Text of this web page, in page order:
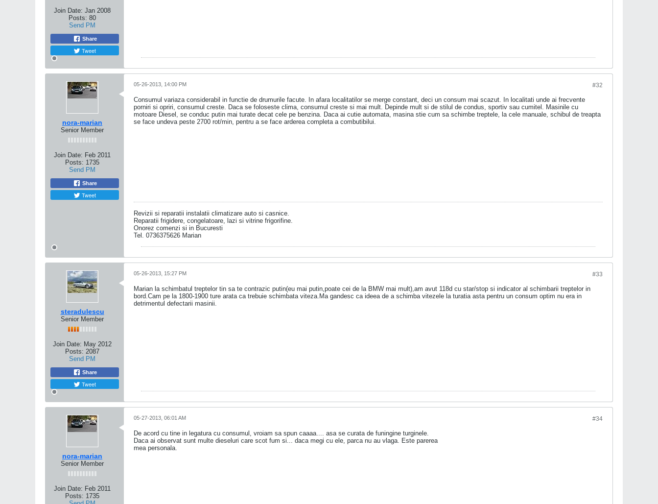
Join Date: Jan 2008
Posts: 80
Send PM
Share
Tweet
nora-marian
Senior Member
Join Date: Feb 2011
Posts: 1735
Send PM
Share
Tweet
#32
05-26-2013, 14:00 PM
Consumul variaza considerabil in functie de drumurile facute. In afara localitatilor se merge constant, deci un consum mai scazut. In localitati unde ai frecvente
porniri si opriri, consumul creste. Daca se foloseste clima, consumul creste si mai mult. Depinde mult si de stilul de condus, sportiv sau cumitel. Masinile cu
motoare Diesel, se conduc putin mai turate decat cele pe benzina. Daca ai cutie automata, masina stie cum sa schimbe treptele, la cele manuale, schibul de treapta
se face undeva peste 2700 rot/min, pentru a se face arderea completa a combutibilui.
Revizii si reparatii instalatii climatizare auto si casnice.
Reparatii frigidere, congelatoare, lazi si vitrine frigorifine.
Onorez comenzi si in Bucuresti
Tel. 0736375626 Marian
steradulescu
Senior Member
Join Date: May 2012
Posts: 2087
Send PM
Share
Tweet
#33
05-26-2013, 15:27 PM
Marian la schimbatul treptelor tin sa te contrazic putin(eu mai putin,poate cei de la BMW mai mult),am avut 118d cu star/stop si indicator al schimbarii treptelor in
bord.Cam pe la 1800-1900 ture arata ca trebuie schimbata viteza.Ma gandesc ca ideea de a schimba vitezele la turatia asta pentru un consum optim nu era in
detrimentul defectarii masinii.
nora-marian
Senior Member
Join Date: Feb 2011
Posts: 1735
#34
05-27-2013, 06:01 AM
De acord cu tine in legatura cu consumul, vroiam sa spun caaaa.... asa se curata de funingine turginele.
Daca ai observat sunt multe dieseluri care scot fum si... daca megi cu ele, parca nu au vlaga. Este parerea
mea personala.